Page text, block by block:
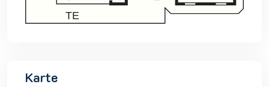
Karte